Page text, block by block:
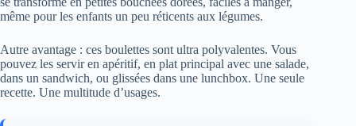
même pour les enfants un peu réticents aux légumes.
Autre avantage : ces boulettes sont ultra polyvalentes. Vous
pouvez les servir en apéritif, en plat principal avec une salade,
dans un sandwich, ou glissées dans une lunchbox. Une seule
recette. Une multitude d’usages.